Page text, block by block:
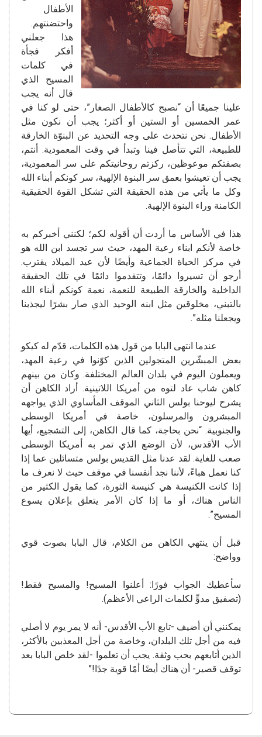
الأطفال
واحتضنتهم.
هذا جعلني
أفكر فجأة
في كلمات
المسيح الذي
قال أنه يجب
علينا جميعًا أن “نصبح كالأطفال الصغار”، حتى لو كنا في
عمر الخمسين أو الستين أو أكثر؛ يجب أن نكون مثل
الأطفال. نحن نتحدث على وجه التحديد عن البنوّة الخارقة
للطبيعة، التي تتأصل فينا وتبدأ في وقت المعمودية. أنتم،
بصفتكم موعوظين، ركزتم روحانيتكم على سر المعمودية،
يجب أن تعيشوا بعمق سر البنوة الإلهية، سر كونكم أبناء الله
وكل ما يأتي من هذه الحقيقة التي تشكل القوة الحقيقية
الكامنة وراء البنوة الإلهية.
هذا في الأساس ما أردت أن أقوله لكم؛ لكنني أخبركم به
خاصة لأنكم ابناء رعية المهد، حيث سر تجسد ابن الله هو
في مركز الحياة الجماعية وأيضًا لأن عيد الميلاد يقترب.
أرجو أن تسيروا دائمًا، وتتقدموا دائمًا في تلك الحقيقة
الداخلية والخارقة الطبيعة للنعمة، نعمة كونكم أبناء الله
بالتبني، مخلوقين مثل ابنه الوحيد الذي صار بشرًا ليجذبنا
ويجعلنا مثله”.
عندما انتهى البابا من قول هذه الكلمات، قدّم له كيكو
بعض المبشّرين المتجولين الذين كوّنوا في رعية المهد،
ويعملون اليوم في بلدان العالم المختلفة. وكان من بينهم
كاهن شاب عاد لتوه من أمريكا اللاتينية. أراد الكاهن أن
يشرح ليوحنا بولس الثاني الموقف المأساوي الذي يواجهه
المبشرون والمرسلون، خاصة في أمريكا الوسطى
والجنوبية. “نحن بحاجة، كما قال الكاهن، إلى التشجيع، أيها
الأب الأقدس، لأن الوضع الذي تمر به أمريكا الوسطى
صعب للغاية. لقد عدنا مثل القديس بولس متسائلين عما إذا
كنا نعمل هباءً، لأننا نجد أنفسنا في موقف حيث لا نعرف ما
إذا كانت الكنيسة هي كنيسة الثورة، كما يقول الكثير من
الناس هناك، أو ما إذا كان الأمر يتعلق بإعلان يسوع
المسيح”.
قبل أن ينتهي الكاهن من الكلام، قال البابا بصوت قوي
وواضح:
سأعطيك الجواب فورًا: أعلنوا المسيح! والمسيح فقط!
(تصفيق مدوٍّ لكلمات الراعي الأعظم).
يمكنني أن أضيف -تابع الأب الأقدس- أنه لا يمر يوم لا أصلي
فيه من أجل تلك البلدان، وخاصة من أجل المعذبين بالأكثر،
الذين أتابعهم بحب وثقة. يجب أن تعلموا -لقد خلص البابا بعد
توقف قصير- أن هناك أيضًا أمًا قوية جدًا!”